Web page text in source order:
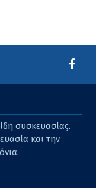
συσκευασίας.
και την